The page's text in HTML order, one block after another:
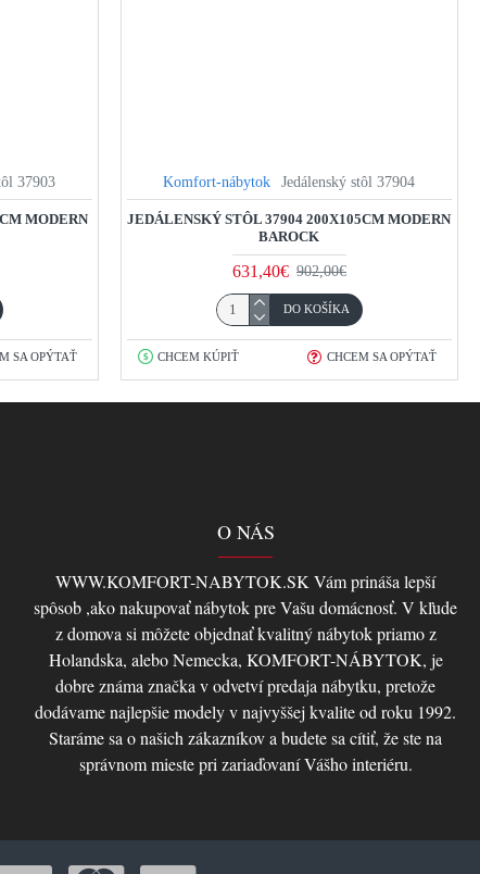
37903
MODERN
SA OPÝTAŤ
Komfort-nábytok Jedálenský stôl 37904
JEDÁLENSKÝ STÔL 37904 200X105CM MODERN
BAROCK
631,40€ 902,00€
DO KOŠÍKA
CHCEM KÚPIŤ CHCEM SA OPÝTAŤ
O NÁS
WWW.KOMFORT-NABYTOK.SK Vám prináša lepší
spôsob ,ako nakupovať nábytok pre Vašu domácnosť. V kľude
z domova si môžete objednať kvalitný nábytok priamo z
Holandska, alebo Nemecka, KOMFORT-NÁBYTOK, je
dobre známa značka v odvetví predaja nábytku, pretože
dodávame najlepšie modely v najvyššej kvalite od roku 1992.
Staráme sa o našich zákazníkov a budete sa cítiť, že ste na
správnom mieste pri zariaďovaní Vášho interiéru.